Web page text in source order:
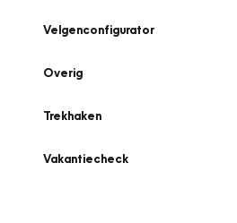
Velgenconfigurator
Overig
Trekhaken
Vakantiecheck